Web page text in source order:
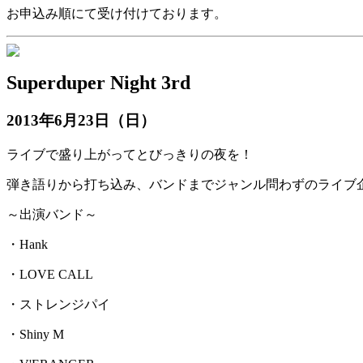
お申込み順にて受け付けております。
Superduper Night 3rd
2013年6月23日（日）
ライブで盛り上がってとびっきりの夜を！
弾き語りから打ち込み、バンドまでジャンル問わずのライブ
～出演バンド～
・Hank
・LOVE CALL
・ストレンジパイ
・Shiny M